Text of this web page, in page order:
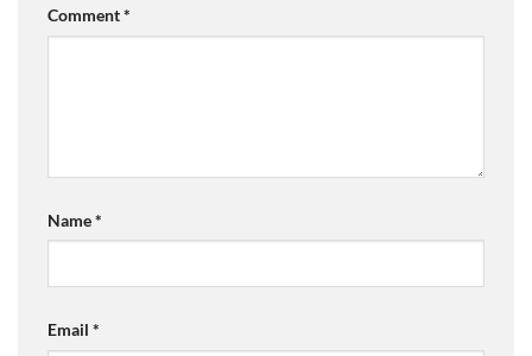
Comment*
Name*
Email *